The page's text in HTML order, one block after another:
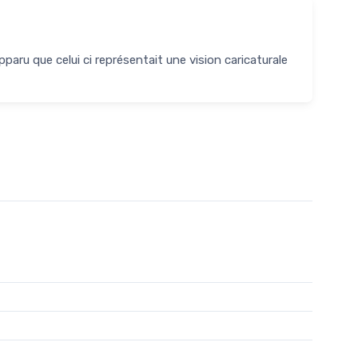
que celui ci représentait une vision caricaturale